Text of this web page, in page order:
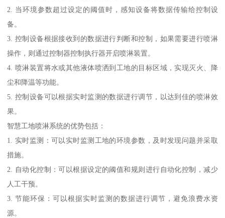
2. 当环境参数超过设定的阈值时，感知设备将数据传输给控制设
备。
3. 控制设备根据接收到的数据进行判断和控制，如果需要进行喷淋
操作，则通过控制器控制执行器开启喷淋装置。
4. 喷淋装置将水或其他液体喷洒到工地的目标区域，实现灭火、降
尘和降温等功能。
5. 控制设备可以根据实时监测的数据进行调节，以达到佳的喷淋效
果。
智慧工地喷淋系统的优势包括：
1. 实时监测：可以实时监测工地的环境参数，及时发现问题并采取
措施。
2. 自动化控制：可以根据设定的阈值和规则进行自动化控制，减少
人工干预。
3. 节能环保：可以根据实时监测的数据进行调节，避免浪费水资
源。